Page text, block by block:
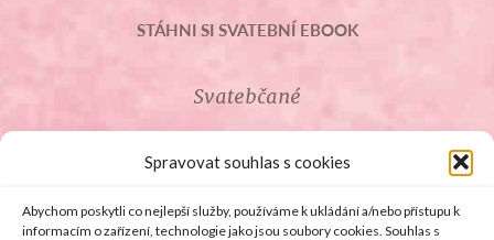
Spravovat souhlas s cookies
Abychom poskytli co nejlepší služby, používáme k ukládání a/nebo přístupu k
informacím o zařízení, technologie jako jsou soubory cookies. Souhlas s
STÁHNI SI SVATEBNÍ EBOOK
Svatebčané
ROZCESTNÍK PRO SVATEBČANY
SVATEBNÍ PROSLOVY